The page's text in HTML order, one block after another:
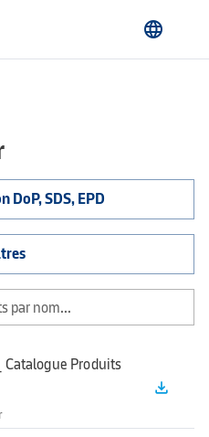
language
DoP, SDS, EPD
Produits
file_download